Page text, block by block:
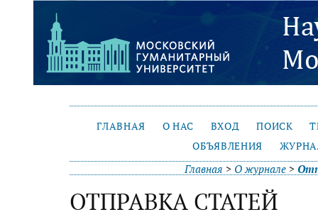
ГЛАВНАЯ О НАС ВХОД ПОИСК
ОБЪЯВЛЕНИЯ
Главная > О журнале>
ОТПРАВКА СТАТЕЙ